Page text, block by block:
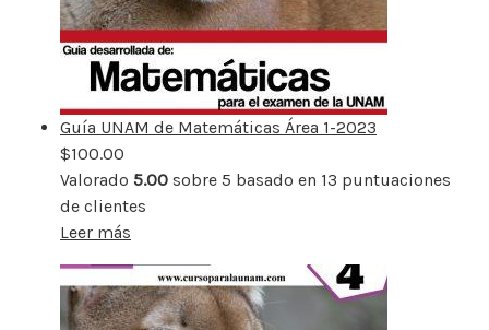
Guía UNAM de Matemáticas Área 1-2023
$100.00
Valorado 5.00 sobre 5 basado en 13 puntuaciones
de clientes
Leer más